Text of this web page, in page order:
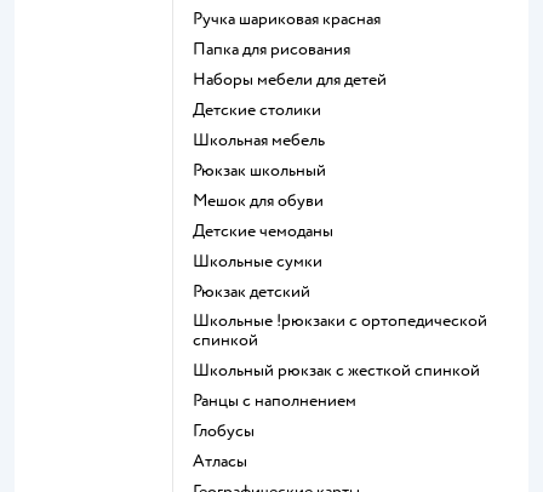
Ручка шариковая красная
Папка для рисования
Наборы мебели для детей
Детские столики
Школьная мебель
Рюкзак школьный
Мешок для обуви
Детские чемоданы
Школьные сумки
Рюкзак детский
Школьные !рюкзаки с ортопедической
спинкой
Школьный рюкзак с жесткой спинкой
Ранцы с наполнением
Глобусы
Атласы